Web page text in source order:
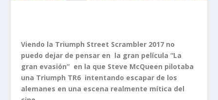
Viendo la Triumph Street Scrambler 2017 no
puedo dejar de pensar en la gran película “La
gran evasión” en la que Steve McQueen pilotaba
una Triumph TR6 intentando escapar de los
alemanes en una escena realmente mítica del